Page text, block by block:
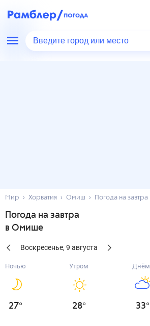
Введите город или место
Мир Хорватия Омиш Погода на завтра
Погода на завтра
в Омише
Воскресенье, 9 августа
Ночью
27°
Утром
28°
Днём
33°